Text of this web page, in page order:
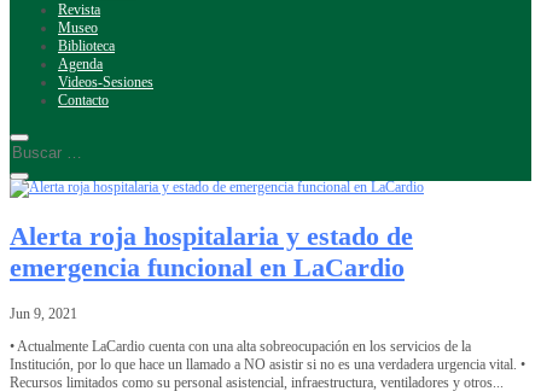
Revista
Museo
Biblioteca
Agenda
Videos-Sesiones
Contacto
Alerta roja hospitalaria y estado de
emergencia funcional en LaCardio
Jun 9, 2021
• Actualmente LaCardio cuenta con una alta sobreocupación en los servicios de la
Institución, por lo que hace un llamado a NO asistir si no es una verdadera urgencia vital. •
Recursos limitados como su personal asistencial, infraestructura, ventiladores y otros...